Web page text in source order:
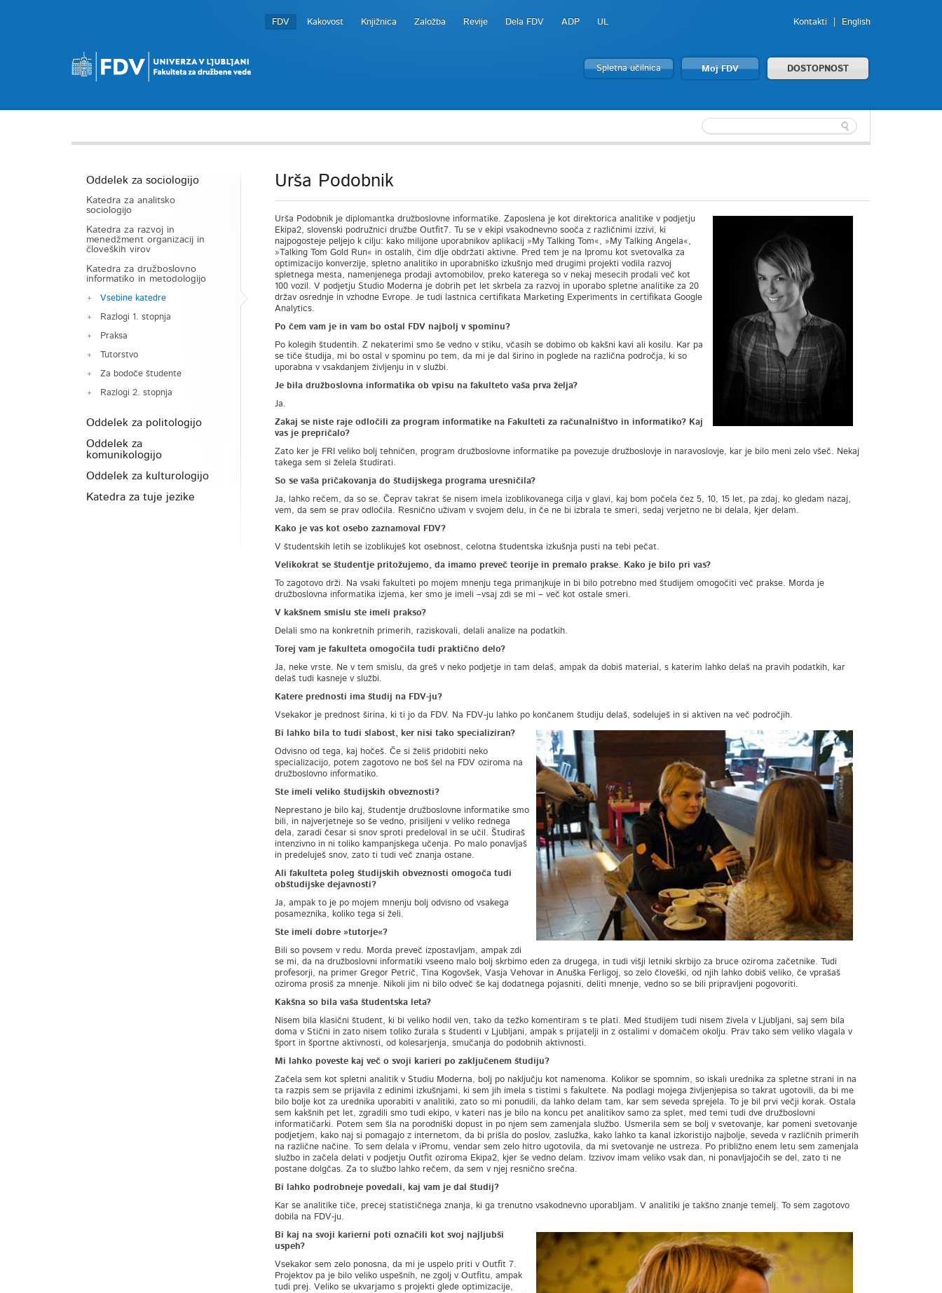
FDV Kakovost Knjižnica Založba Revije Dela FDV ADP UL Kontakti English
Spletna učilnica Moj FDV DOSTOPNOST
Oddelek za sociologijo
Katedra za analitsko
sociologijo
Katedra za razvoj in
menedžment organizacij in
človeških virov
Katedra za družboslovno
informatiko in metodologijo
Vsebine katedre
Razlogi 1. stopnja
Praksa
Tutorstvo
Za bodoče študente
Razlogi 2. stopnja
Oddelek za politologijo
Oddelek za
komunikologijo
Oddelek za kulturologijo
Katedra za tuje jezike
Urša Podobnik
Urša Podobnik je diplomantka družboslovne informatike. Zaposlena je kot direktorica analitike v podjetju
Ekipa2, slovenski podružnici družbe Outfit7. Tu se v ekipi vsakodnevno sooča z različnimi izzivi, ki
najpogosteje peljejo k cilju: kako milijone uporabnikov aplikacij »My Talking Tom«, »My Talking Angela«,
»Talking Tom Gold Run« in ostalih, čim dlje obdržati aktivne. Pred tem je na Ipromu kot svetovalka za
optimizacijo konverzije, spletno analitiko in uporabniško izkušnjo med drugimi projekti vodila razvoj
spletnega mesta, namenjenega prodaji avtomobilov, preko katerega so v nekaj mesecih prodali več kot
100 vozil. V podjetju Studio Moderna je dobrih pet let skrbela za razvoj in uporabo spletne analitike za 20
držav osrednje in vzhodne Evrope. Je tudi lastnica certifikata Marketing Experiments in certifikata Google
Analytics.
Po čem vam je in vam bo ostal FDV najbolj v spominu?
Po kolegih študentih. Z nekaterimi smo še vedno v stiku, včasih se dobimo ob kakšni kavi ali kosilu. Kar pa
se tiče študija, mi bo ostal v spominu po tem, da mi je dal širino in poglede na različna področja, ki so
uporabna v vsakdanjem življenju in v službi.
Je bila družboslovna informatika ob vpisu na fakulteto vaša prva želja?
Ja.
Zakaj se niste raje odločili za program informatike na Fakulteti za računalništvo in informatiko? Kaj
vas je prepričalo?
Zato ker je FRI veliko bolj tehničen, program družboslovne informatike pa povezuje družboslovje in naravoslovje, kar je bilo meni zelo všeč. Nekaj
takega sem si želela študirati.
So se vaša pričakovanja do študijskega programa uresničila?
Ja, lahko rečem, da so se. Čeprav takrat še nisem imela izoblikovanega cilja v glavi, kaj bom počela čez 5, 10, 15 let, pa zdaj, ko gledam nazaj,
vem, da sem se prav odločila. Resnično uživam v svojem delu, in če ne bi izbrala te smeri, sedaj verjetno ne bi delala, kjer delam.
Kako je vas kot osebo zaznamoval FDV?
V študentskih letih se izoblikuješ kot osebnost, celotna študentska izkušnja pusti na tebi pečat.
Velikokrat se študentje pritožujemo, da imamo preveč teorije in premalo prakse. Kako je bilo pri vas?
To zagotovo drži. Na vsaki fakulteti po mojem mnenju tega primanjkuje in bi bilo potrebno med študijem omogočiti več prakse. Morda je
družboslovna informatika izjema, ker smo je imeli –vsaj zdi se mi – več kot ostale smeri.
V kakšnem smislu ste imeli prakso?
Delali smo na konkretnih primerih, raziskovali, delali analize na podatkih.
Torej vam je fakulteta omogočila tudi praktično delo?
Ja, neke vrste. Ne v tem smislu, da greš v neko podjetje in tam delaš, ampak da dobiš material, s katerim lahko delaš na pravih podatkih, kar
delaš tudi kasneje v službi.
Katere prednosti ima študij na FDV-ju?
Vsekakor je prednost širina, ki ti jo da FDV. Na FDV-ju lahko po končanem študiju delaš, sodeluješ in si aktiven na več področjih.
Bi lahko bila to tudi slabost, ker nisi tako specializiran?
Odvisno od tega, kaj hočeš. Če si želiš pridobiti neko
specializacijo, potem zagotovo ne boš šel na FDV oziroma na
družboslovno informatiko.
Ste imeli veliko študijskih obveznosti?
Neprestano je bilo kaj, študentje družboslovne informatike smo
bili, in najverjetneje so še vedno, prisiljeni v veliko rednega
dela, zaradi česar si snov sproti predeloval in se učil. Študiraš
intenzivno in ni toliko kampanjskega učenja. Po malo ponavljaš
in predeluješ snov, zato ti tudi več znanja ostane.
Ali fakulteta poleg študijskih obveznosti omogoča tudi
obštudijske dejavnosti?
Ja, ampak to je po mojem mnenju bolj odvisno od vsakega
posameznika, koliko tega si želi.
Ste imeli dobre »tutorje«?
Bili so povsem v redu. Morda preveč izpostavljam, ampak zdi
se mi, da na družboslovni informatiki vseeno malo bolj skrbimo eden za drugega, in tudi višji letniki skrbijo za bruce oziroma začetnike. Tudi
profesorji, na primer Gregor Petrič, Tina Kogovšek, Vasja Vehovar in Anuška Ferligoj, so zelo človeški, od njih lahko dobiš veliko, če vprašaš
oziroma prosiš za mnenje. Nikoli jim ni bilo odveč še kaj dodatnega pojasniti, deliti mnenje, vedno so se bili pripravljeni pogovoriti.
Kakšna so bila vaša študentska leta?
Nisem bila klasični študent, ki bi veliko hodil ven, tako da težko komentiram s te plati. Med študijem tudi nisem živela v Ljubljani, saj sem bila
doma v Stični in zato nisem toliko žurala s študenti v Ljubljani, ampak s prijatelji in z ostalimi v domačem okolju. Prav tako sem veliko vlagala v
šport in športne aktivnosti, od kolesarjenja, smučanja do podobnih aktivnosti.
Mi lahko poveste kaj več o svoji karieri po zaključenem študiju?
Začela sem kot spletni analitik v Studiu Moderna, bolj po naključju kot namenoma. Kolikor se spomnim, so iskali urednika za spletne strani in na
ta razpis sem se prijavila z edinimi izkušnjami, ki sem jih imela s tistimi s fakultete. Na podlagi mojega življenjepisa so takrat ugotovili, da bi me
bilo bolje kot za urednika uporabiti v analitiki, zato so mi ponudili, da lahko delam tam, kar sem seveda sprejela. To je bil prvi večji korak. Ostala
sem kakšnih pet let, zgradili smo tudi ekipo, v kateri nas je bilo na koncu pet analitikov samo za splet, med temi tudi dve družboslovni
informatičarki. Potem sem šla na porodniški dopust in po njem sem zamenjala službo. Usmerila sem se bolj v svetovanje, kar pomeni svetovanje
podjetjem, kako naj si pomagajo z internetom, da bi prišla do poslov, zaslužka, kako lahko ta kanal izkoristijo najbolje, seveda v različnih primerih
na različne načine. To sem delala v iPromu, vendar sem zelo hitro ugotovila, da mi svetovanje ne ustreza. Po približno enem letu sem zamenjala
službo in začela delati v podjetju Outfit oziroma Ekipa2, kjer še vedno delam. Izzivov imam veliko vsak dan, ni ponavljajočih se del, zato ti ne
postane dolgčas. Za to službo lahko rečem, da sem v njej resnično srečna.
Bi lahko podrobneje povedali, kaj vam je dal študij?
Kar se analitike tiče, precej statističnega znanja, ki ga trenutno vsakodnevno uporabljam. V analitiki je takšno znanje temelj. To sem zagotovo
dobila na FDV-ju.
Bi kaj na svoji karierni poti označili kot svoj najljubši
uspeh?
Vsekakor sem zelo ponosna, da mi je uspelo priti v Outfit 7.
Projektov pa je bilo veliko uspešnih, ne zgolj v Outfitu, ampak
tudi prej. Veliko se ukvarjamo s projekti glede optimizacije,